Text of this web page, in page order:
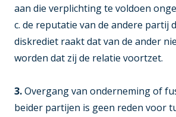
aan die verplichting te voldoen
c. de reputatie van de andere partij
diskrediet raakt dat van de ander
worden dat zij de relatie voortzet.
3.Overgang van onderneming of
beider partijen is geen reden voor